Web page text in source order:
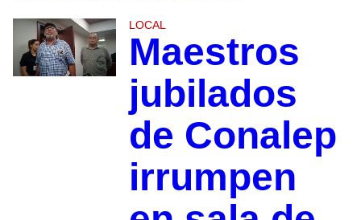
LOCAL
Maestros
jubilados
de Conalep
irrumpen